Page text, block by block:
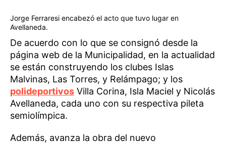
Jorge Ferraresi encabezó el acto que tuvo lugar en
Avellaneda.
De acuerdo con lo que se consignó desde la
página web de la Municipalidad, en la actualidad
se están construyendo los clubes Islas
Malvinas, Las Torres, y Relámpago; y los
polideportivos Villa Corina, Isla Maciel y Nicolás
Avellaneda, cada uno con su respectiva pileta
semiolímpica.
Además, avanza la obra del nuevo